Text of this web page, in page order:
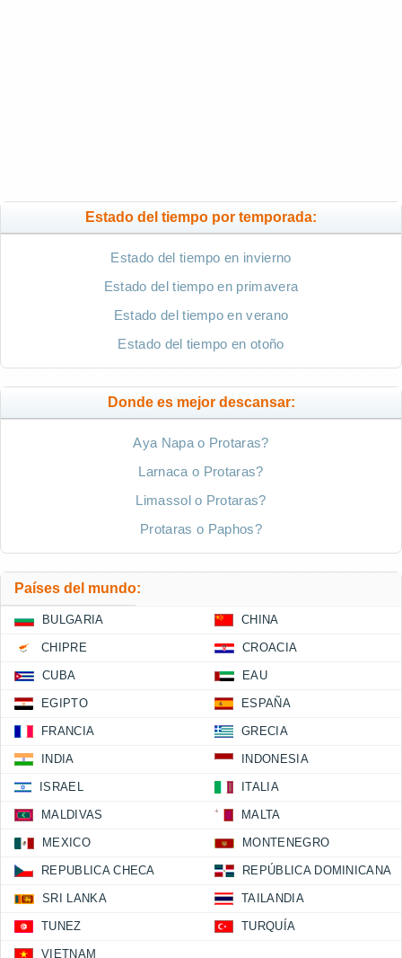
Estado del tiempo por temporada:
Estado del tiempo en invierno
Estado del tiempo en primavera
Estado del tiempo en verano
Estado del tiempo en otoño
Donde es mejor descansar:
Aya Napa o Protaras?
Larnaca o Protaras?
Limassol o Protaras?
Protaras o Paphos?
Países del mundo:
BULGARIA CHINA
CHIPRE CROACIA
CUBA EAU
EGIPTO ESPAÑA
FRANCIA GRECIA
INDIA INDONESIA
ISRAEL ITALIA
MALDIVAS MALTA
MEXICO MONTENEGRO
REPUBLICA CHECA REPÚBLICA DOMINICANA
SRI LANKA TAILANDIA
TUNEZ TURQUÍA
VIETNAM